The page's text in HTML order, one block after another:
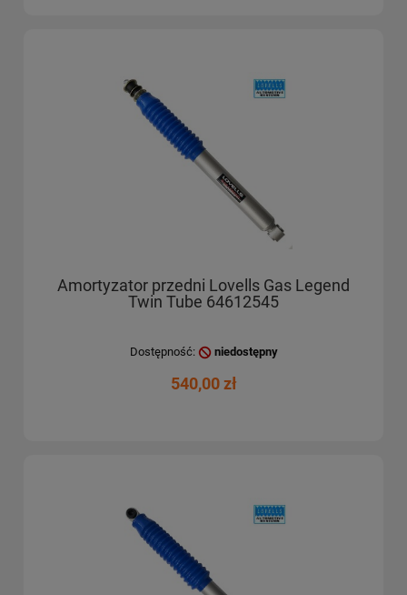
Amortyzator przedni Lovells Gas Legend
Twin Tube 64612545
Dostępność: niedostępny
540,00 zł